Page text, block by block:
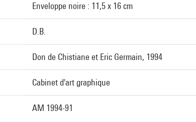
Enveloppe noire : 11,5 x 16 cm
D.B.
Don de Chistiane et Eric Germain, 1994
Cabinet d'art graphique
AM 1994-91